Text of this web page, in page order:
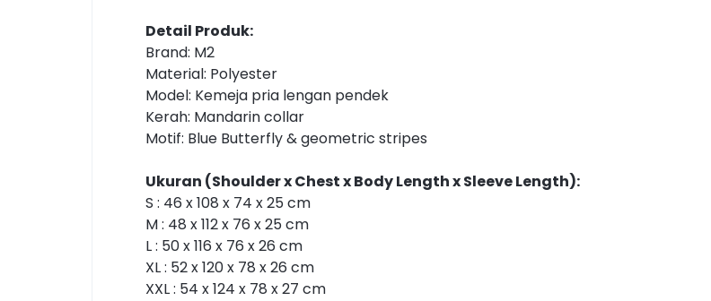
Detail Produk:
Brand: M2
Material: Polyester
Model: Kemeja pria lengan pendek
Kerah: Mandarin collar
Motif: Blue Butterfly & geometric stripes
Ukuran (Shoulder x Chest x Body Length x Sleeve Length):
S : 46 x 108 x 74 x 25 cm
M : 48 x 112 x 76 x 25 cm
L : 50 x 116 x 76 x 26 cm
XL : 52 x 120 x 78 x 26 cm
XXL : 54 x 124 x 78 x 27 cm